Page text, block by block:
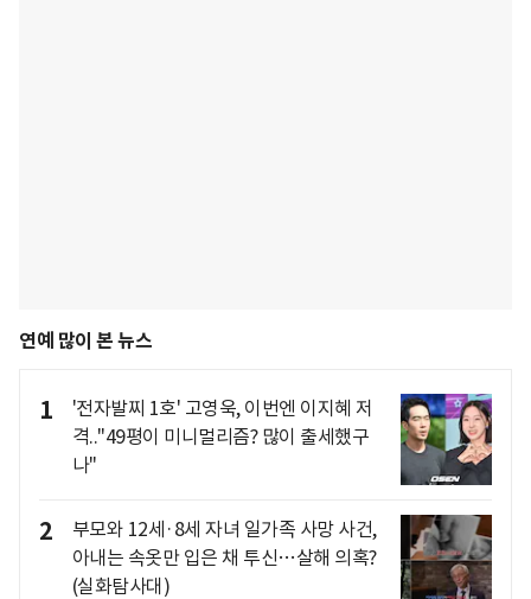
연예 많이 본 뉴스
1
'전자발찌 1호' 고영욱, 이번엔 이지혜 저
격.."49평이 미니멀리즘? 많이 출세했구
나"
2
부모와 12세·8세 자녀 일가족 사망 사건,
아내는 속옷만 입은 채 투신…살해 의혹?
(실화탐사대)